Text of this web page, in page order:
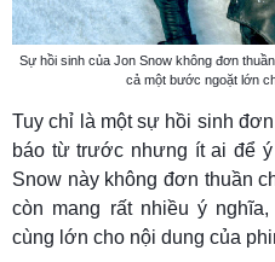
Sự hồi sinh của Jon Snow không đơn
cả một bước ngoặt lớn
Tuy chỉ là một sự hồi sinh
báo từ trước nhưng ít ai để
Snow này không đơn thuần
còn mang rất nhiều ý
cùng lớn cho nội dung của